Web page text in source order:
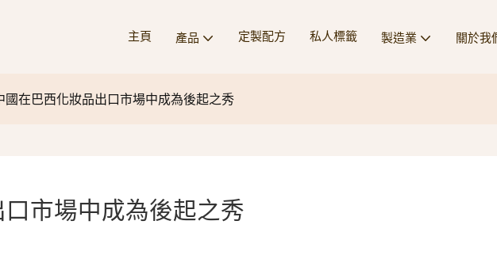
主頁 產品 定製配方 私人標籤 製造業 關於我
國在巴西化妝品出口市場中成為後起之秀
市場中成為後起之秀